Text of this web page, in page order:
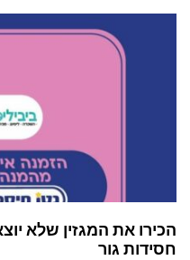
הכירו את המגזין שלא
חסידות גור